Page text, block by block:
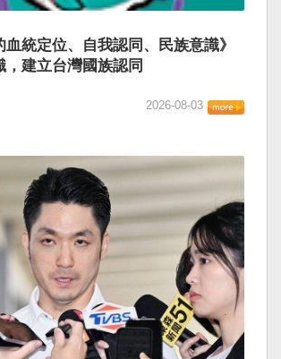
血統定位、自我認同、民族意識》
建立台灣國族認同
2026-08-03